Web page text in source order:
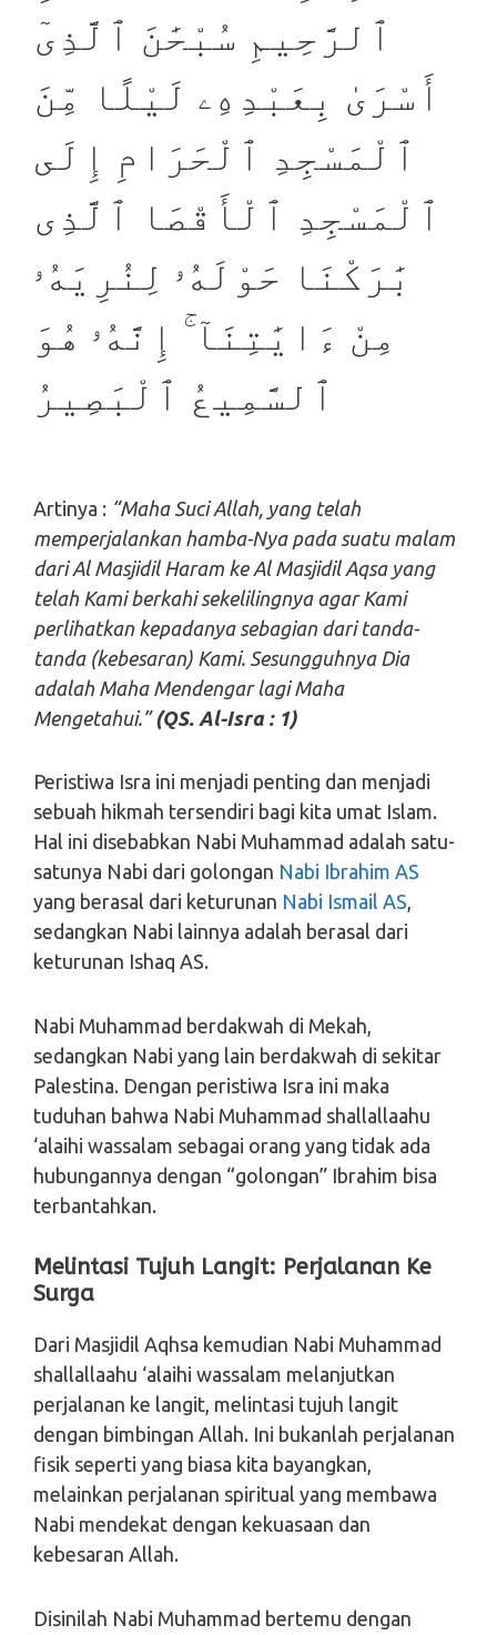
ٱلرَّحِيمِ سُبْحَٰنَ ٱلَّذِىٓ
أَسْرَىٰ بِعَبْدِهِۦ لَيْلًا مِّنَ
ٱلْمَسْجِدِ ٱلْحَرَامِ إِلَى
ٱلْمَسْجِدِ ٱلْأَقْصَا ٱلَّذِى
بَٰرَكْنَا حَوْلَهُۥ لِنُرِيَهُۥ
مِنْ ءَايَٰتِنَآ ۚ إِنَّهُۥ هُوَ
ٱلسَّمِيعُ ٱلْبَصِيرُ
Artinya : “Maha Suci Allah, yang telah
memperjalankan hamba-Nya pada suatu malam
dari Al Masjidil Haram ke Al Masjidil Aqsa yang
telah Kami berkahi sekelilingnya agar Kami
perlihatkan kepadanya sebagian dari tanda-
tanda (kebesaran) Kami. Sesungguhnya Dia
adalah Maha Mendengar lagi Maha
Mengetahui.”(QS. Al-Isra : 1)
Peristiwa Isra ini menjadi penting dan menjadi
sebuah hikmah tersendiri bagi kita umat Islam.
Hal ini disebabkan Nabi Muhammad adalah satu-
satunya Nabi dari golongan Nabi Ibrahim AS
yang berasal dari keturunan Nabi Ismail AS,
sedangkan Nabi lainnya adalah berasal dari
keturunan Ishaq AS.
Nabi Muhammad berdakwah di Mekah,
sedangkan Nabi yang lain berdakwah di sekitar
Palestina. Dengan peristiwa Isra ini maka
tuduhan bahwa Nabi Muhammad shallallaahu
‘alaihi wassalam sebagai orang yang tidak ada
hubungannya dengan “golongan” Ibrahim bisa
terbantahkan.
Melintasi Tujuh Langit: Perjalanan Ke
Surga
Dari Masjidil Aqhsa kemudian Nabi Muhammad
shallallaahu ‘alaihi wassalam melanjutkan
perjalanan ke langit, melintasi tujuh langit
dengan bimbingan Allah. Ini bukanlah perjalanan
fisik seperti yang biasa kita bayangkan,
melainkan perjalanan spiritual yang membawa
Nabi mendekat dengan kekuasaan dan
kebesaran Allah.
Disinilah Nabi Muhammad bertemu dengan